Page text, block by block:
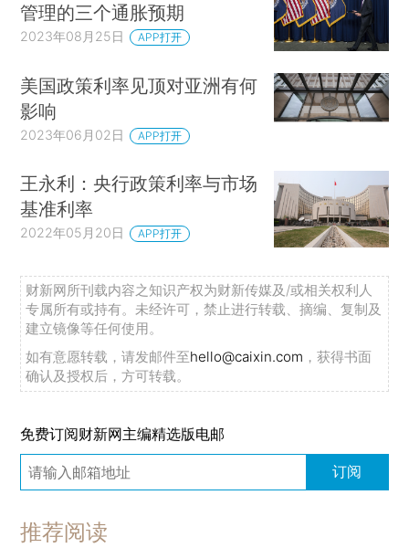
管理的三个通胀预期
2023年08月25日 APP打开
美国政策利率见顶对亚洲有何
影响
2023年06月02日 APP打开
王永利：央行政策利率与市场
基准利率
2022年05月20日 APP打开
财新网所刊载内容之知识产权为财新传媒及/或相关权利人
专属所有或持有。未经许可，禁止进行转载、摘编、复制及
建立镜像等任何使用。
如有意愿转载，请发邮件至hello@caixin.com ，获得书面
确认及授权后，方可转载。
免费订阅财新网主编精选版电邮
订阅
推荐阅读